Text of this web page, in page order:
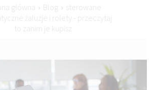
główna › Blog ›
sterowane
żaluzje i rolety - przeczytaj
to zanim je kupisz